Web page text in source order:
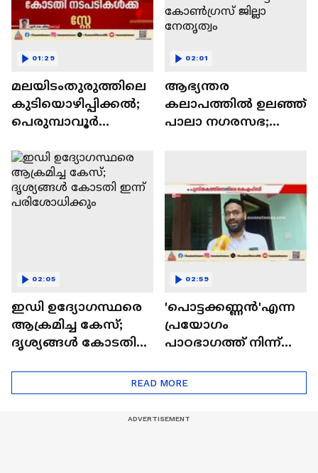
മലയിടംതുരുത്തിലെ
കുടിയൊഴിപ്പിക്കൽ;
പെരുമ്പാവൂർ
നടപടികൾ സ്റ്റേ
ചെയ്ത്
ഹൈക്കോടതി
01:29
ആഭ്യന്തര
കലാപത്തിൽ ഉലഞ്ഞ്
പാലാ നഗരസഭ;
നേതൃത്വം
02:01
ഇഡി ഉദ്യോഗസ്ഥരെ
ആക്രമിച്ച കേസ്;
ദൃശ്യങ്ങള്‍ കോടതി
02:05
'പൊട്ടക്കണ്ണന്‍'എന്ന
പ്രയോഗം
പാഠഭാഗത്ത് നിന്ന്
ആവശ്യവുമായി
ബ്ലൈൻഡ്
02:59
READ MORE